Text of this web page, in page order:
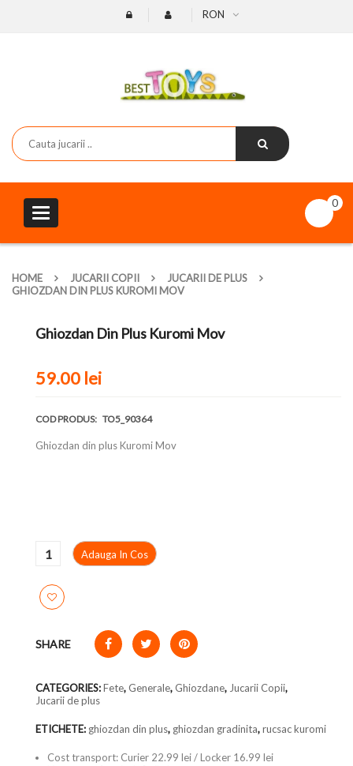
RON
Toggle
navigation
0
HOME JUCARII COPII
JUCARII DE PLUS
GHIOZDAN DIN PLUS KUROMI MOV
Ghiozdan Din Plus Kuromi Mov
59.00 lei
COD PRODUS: TO5_90364
Ghiozdan din plus Kuromi Mov
Adauga In Cos
SHARE
CATEGORIES:Fete, Generale, Ghiozdane, Jucarii Copii,
Jucarii de plus
ETICHETE: ghiozdan din plus, ghiozdan gradinita,rucsac kuromi
Cost transport: Curier 22.99 lei / Locker 16.99 lei